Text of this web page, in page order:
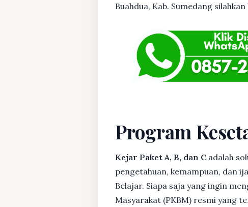
Buahdua, Kab. Sumedang
Program
Kejar Paket A, B, dan C adalah
pengetahuan, kemampuan, dan
Belajar. Siapa saja yang ingin
Masyarakat (PKBM) resmi yang